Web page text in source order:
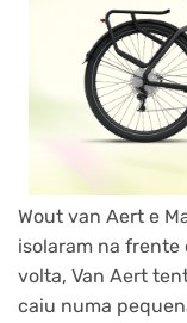
Wout van Aert e
isolaram na frente
volta, Van Aert
caiu numa